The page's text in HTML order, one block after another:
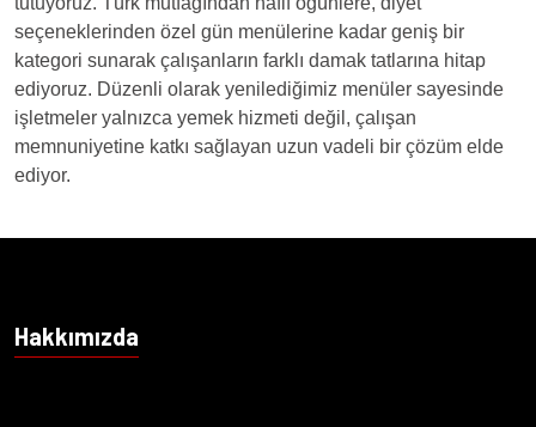
seçeneklerinden özel gün menülerine kadar geniş bir
kategori sunarak çalışanların farklı damak tatlarına hitap
ediyoruz. Düzenli olarak yenilediğimiz menüler sayesinde
işletmeler yalnızca yemek hizmeti değil, çalışan
memnuniyetine katkı sağlayan uzun vadeli bir çözüm elde
ediyor.
Hakkımızda